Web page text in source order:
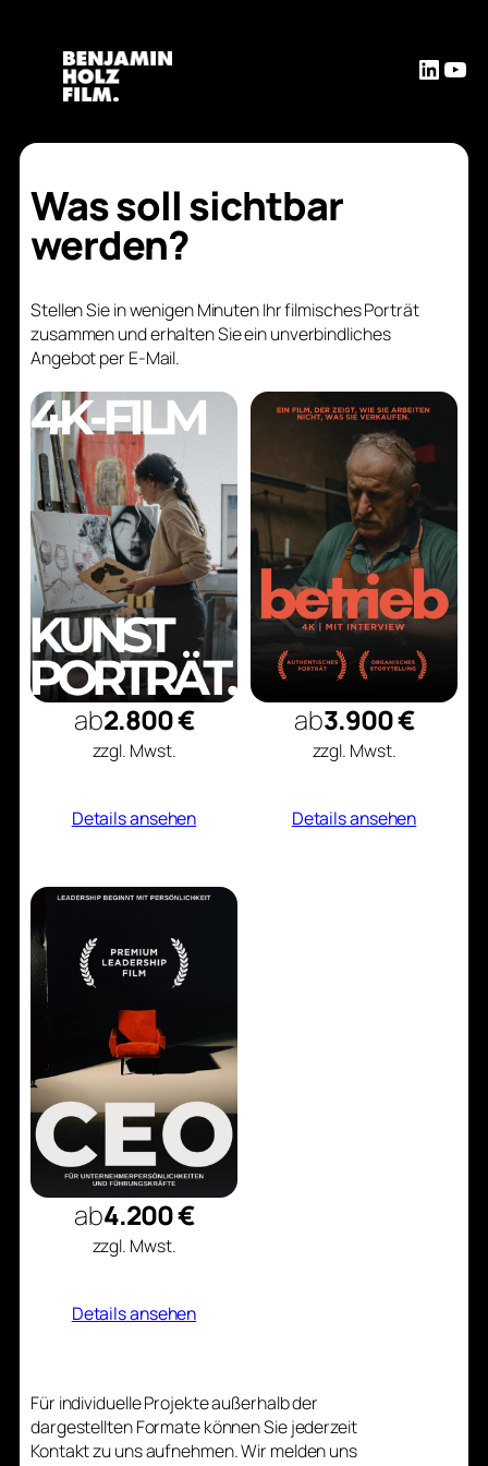
Was soll sichtbar
werden?
Stellen Sie in wenigen Minuten Ihr filmisches Porträt
zusammen und erhalten Sie ein unverbindliches
Angebot per E-Mail.
ab2.800 €
zzgl. Mwst.
Details ansehen
ab3.900 €
zzgl. Mwst.
Details ansehen
ab4.200 €
zzgl. Mwst.
Details ansehen
Für individuelle Projekte außerhalb der
dargestellten Formate können Sie jederzeit
Kontakt zu uns aufnehmen. Wir melden uns